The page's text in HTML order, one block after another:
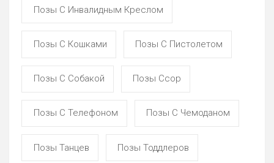
Позы С Инвалидным Креслом
Позы С Кошками Позы С Пистолетом
Позы С Собакой Позы Ссор
Позы С Телефоном Позы С Чемоданом
Позы Танцев Позы Тоддлеров